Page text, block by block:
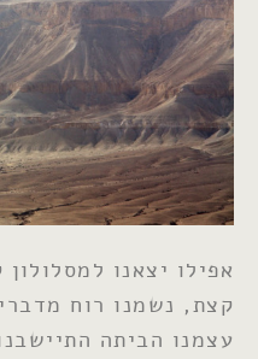
אפילו יצאנו
קצת, נשמנו רוח
עצמנו הביתה